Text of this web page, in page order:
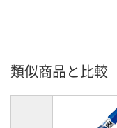
類似商品と比較